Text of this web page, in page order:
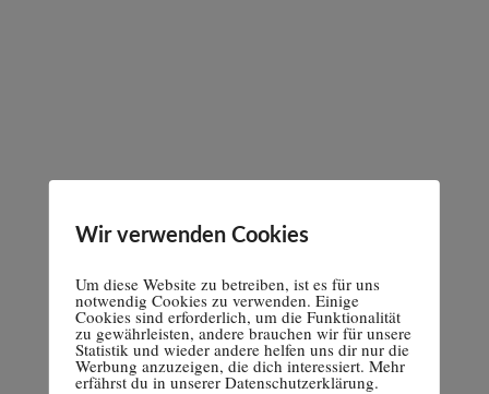
Wir verwenden Cookies
Um diese Website zu betreiben, ist es für uns
notwendig Cookies zu verwenden. Einige
Cookies sind erforderlich, um die Funktionalität
zu gewährleisten, andere brauchen wir für unsere
Statistik und wieder andere helfen uns dir nur die
Werbung anzuzeigen, die dich interessiert. Mehr
erfährst du in unserer Datenschutzerklärung.